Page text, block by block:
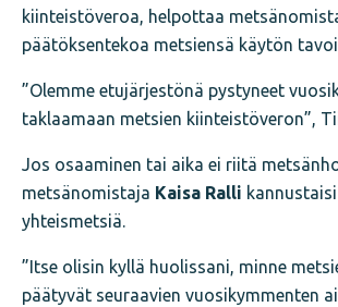
kiinteistöveroa, helpottaa
päätöksentekoa metsiensä käytön
”Olemme etujärjestönä pystyneet
taklaamaan metsien kiinteistöveron”,
Jos osaaminen tai aika ei riitä
metsänomistaja Kaisa Ralli
yhteismetsiä.
”Itse olisin kyllä huolissani, minne
päätyvät seuraavien vuosikymmenten